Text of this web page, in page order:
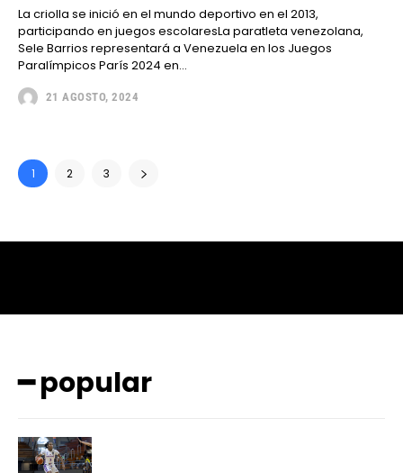
La criolla se inició en el mundo deportivo en el 2013,
participando en juegos escolaresLa paratleta venezolana,
Sele Barrios representará a Venezuela en los Juegos
Paralímpicos París 2024 en...
21 AGOSTO, 2024
1 2 3
━ popular